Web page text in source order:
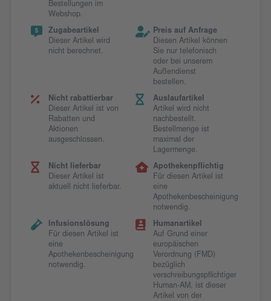
Bestellungen im
Webshop.
Zugabeartikel
Dieser Artikel wird
nicht berechnet.
Preis auf Anfrage
Diesen Artikel können
Sie nur telefonisch
oder bei unserem
Außendienst
bestellen.
Nicht rabattierbar
Dieser Artikel ist von
Rabatten und
Aktionen
ausgeschlossen.
Auslaufartikel
Artikel wird nicht
nachbestellt.
Bestellmenge ist
maximal der
Lagermenge.
Nicht lieferbar
Dieser Artikel ist
aktuell nicht lieferbar.
Apothekenpflichtig
Für diesen Artikel ist
eine
Apothekenbescheinigung
notwendig.
Infusionslösung
Für diesen Artikel ist
eine
Apothekenbescheinigung
notwendig.
Humanartikel
Auf Grund einer
europäischen
Verordnung (FMD)
bezüglich
verschreibungspflichtiger
Human-AM, ist dieser
Artikel von der